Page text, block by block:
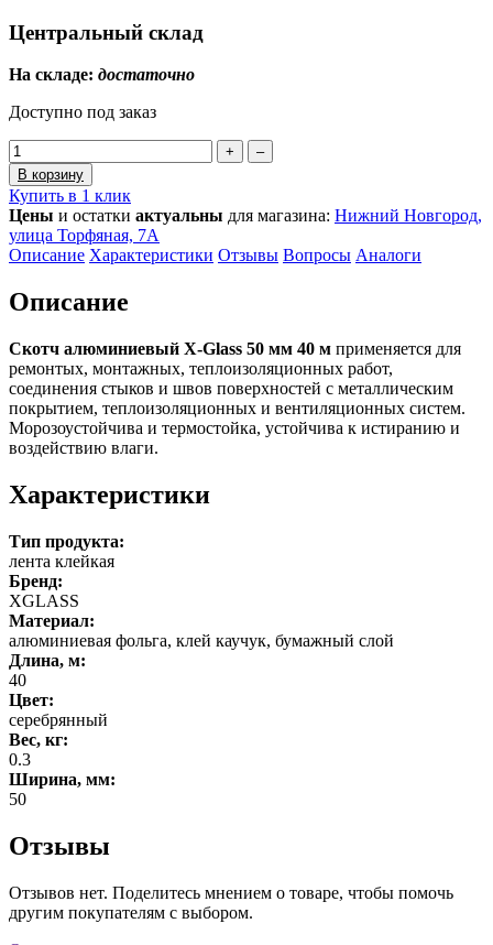
Центральный склад
На складе: достаточно
Доступно под заказ
+
–
В корзину
Купить в 1 клик
Цены и остатки актуальны для магазина: Нижний Новгород,
улица Торфяная, 7А
Описание Характеристики Отзывы Вопросы Аналоги
Описание
Скотч алюминиевый X-Glass 50 мм 40 м применяется для
ремонтых, монтажных, теплоизоляционных работ,
соединения стыков и швов поверхностей с металлическим
покрытием, теплоизоляционных и вентиляционных систем.
Морозоустойчива и термостойка, устойчива к истиранию и
воздействию влаги.
Характеристики
Тип продукта:
лента клейкая
Бренд:
XGLASS
Материал:
алюминиевая фольга, клей каучук, бумажный слой
Длина, м:
40
Цвет:
серебрянный
Вес, кг:
0.3
Ширина, мм:
50
Отзывы
Отзывов нет. Поделитесь мнением о товаре, чтобы помочь
другим покупателям с выбором.